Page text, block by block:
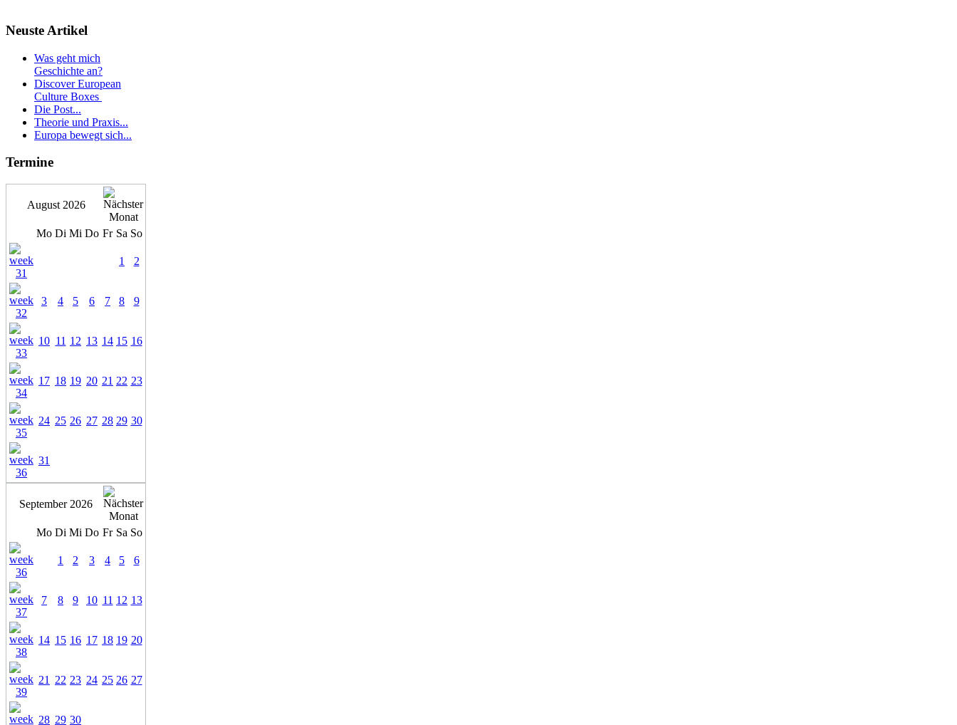
Neuste Artikel
Was geht mich
Geschichte an?
Discover European
Culture Boxes
Die Post...
Theorie und Praxis...
Europa bewegt sich...
Termine
August 2026
Mo Di Mi Do Fr Sa So
1 2
3 4 5 6 7 8 9
10 11 12 13 14 15 16
17 18 19 20 21 22 23
24 25 26 27 28 29 30
31
September 2026
Mo Di Mi Do Fr Sa So
1 2 3 4 5 6
7 8 9 10 11 12 13
14 15 16 17 18 19 20
21 22 23 24 25 26 27
28 29 30